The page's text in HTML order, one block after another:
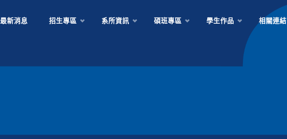
最新消息 招生專區 系所資訊 碩班專區 學生作品 相關連結